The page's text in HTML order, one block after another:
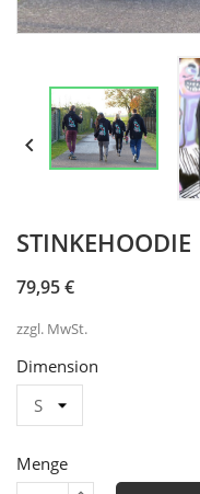

STINKEHOODIE
79,95 €
zzgl. MwSt.
Dimension
Menge